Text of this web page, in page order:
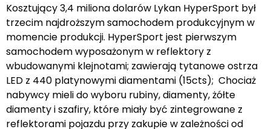
Kosztujący 3,4 miliona dolarów Lykan HyperSport był
trzecim najdroższym samochodem produkcyjnym w
momencie produkcji. HyperSport jest pierwszym
samochodem wyposażonym w reflektory z
wbudowanymi klejnotami; zawierają tytanowe ostrza
LED z 440 platynowymi diamentami (15cts); Chociaż
nabywcy mieli do wyboru rubiny, diamenty, żółte
diamenty i szafiry, które miały być zintegrowane z
reflektorami pojazdu przy zakupie w zależności od